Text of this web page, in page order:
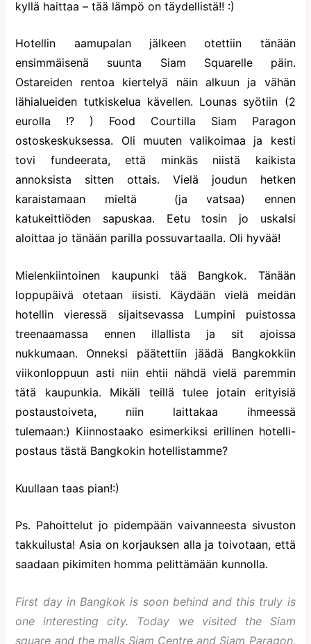
kyllä haittaa – tää lämpö on täydellistä!! :)
Hotellin aamupalan jälkeen otettiin tänään
ensimmäisenä suunta Siam Squarelle päin.
Ostareiden rentoa kiertelyä näin alkuun ja vähän
lähialueiden tutkiskelua kävellen. Lounas syötiin (2
eurolla !? ) Food Courtilla Siam Paragon
ostoskeskuksessa. Oli muuten valikoimaa ja kesti
tovi fundeerata, että minkäs niistä kaikista
annoksista sitten ottais. Vielä joudun hetken
karaistamaan mieltä (ja vatsaa) ennen
katukeittiöden sapuskaa. Eetu tosin jo uskalsi
aloittaa jo tänään parilla possuvartaalla. Oli hyvää!
Mielenkiintoinen kaupunki tää Bangkok. Tänään
loppupäivä otetaan iisisti. Käydään vielä meidän
hotellin vieressä sijaitsevassa Lumpini puistossa
treenaamassa ennen illallista ja sit ajoissa
nukkumaan. Onneksi päätettiin jäädä Bangkokkiin
viikonloppuun asti niin ehtii nähdä vielä paremmin
tätä kaupunkia. Mikäli teillä tulee jotain erityisiä
postaustoiveta, niin laittakaa ihmeessä
tulemaan:) Kiinnostaako esimerkiksi erillinen hotelli-
postaus tästä Bangkokin hotellistamme?
Kuullaan taas pian!:)
Ps. Pahoittelut jo pidempään vaivanneesta sivuston
takkuilusta! Asia on korjauksen alla ja toivotaan, että
saadaan pikimiten homma pelittämään kunnolla.
First day in Bangkok is soon behind and this truly is
one interesting city. Today we visited the Siam
square and the malls Siam Centre and Siam Paragon.